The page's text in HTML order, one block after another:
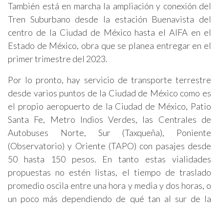
También está en marcha la ampliación y conexión del
Tren Suburbano desde la estación Buenavista del
centro de la Ciudad de México hasta el AIFA en el
Estado de México, obra que se planea entregar en el
primer trimestre del 2023.
Por lo pronto, hay servicio de transporte terrestre
desde varios puntos de la Ciudad de México como es
el propio aeropuerto de la Ciudad de México, Patio
Santa Fe, Metro Indios Verdes, las Centrales de
Autobuses Norte, Sur (Taxqueña), Poniente
(Observatorio) y Oriente (TAPO) con pasajes desde
50 hasta 150 pesos. En tanto estas vialidades
propuestas no estén listas, el tiempo de traslado
promedio oscila entre una hora y media y dos horas, o
un poco más dependiendo de qué tan al sur de la